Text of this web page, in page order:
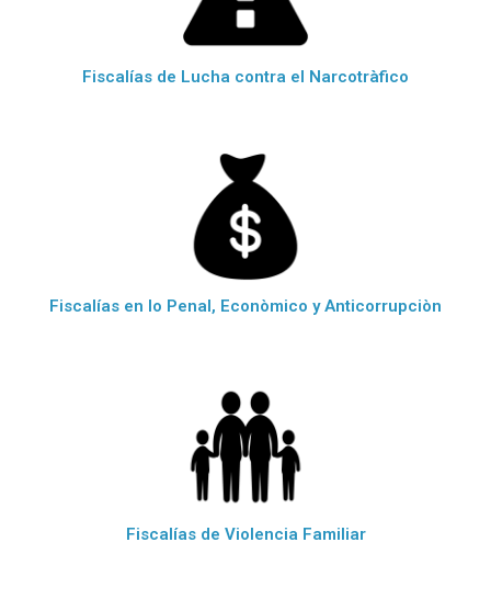
Fiscalías de Lucha contra el Narcotràfico
Fiscalías en lo Penal, Econòmico y Anticorrupciòn
Fiscalías de Violencia Familiar